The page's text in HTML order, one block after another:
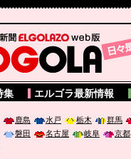
版 BLOGOLA
集 エルゴラ最新情報
鹿島 水戸 栃木 群馬
磐田 名古屋 岐阜 京都